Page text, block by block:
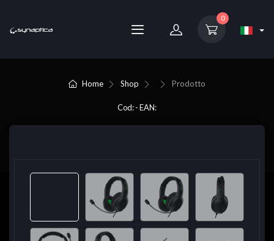
0
Home Shop Prodotto
Cod: - EAN: